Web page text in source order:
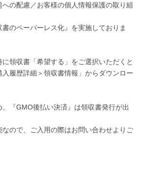
の配慮／お客様の個人情報保護の取り組
書のペーパーレス化』を実施しておりま
領収書「希望する」をご選択いただくと
入履歴詳細＞領収書情報」からダウンロー
『GMO後払い決済』は領収書発行が出
なので、ご入用の際はお問い合わせよりご